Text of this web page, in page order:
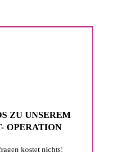
ZU UNSEREM
OPERATION
kostet nichts!